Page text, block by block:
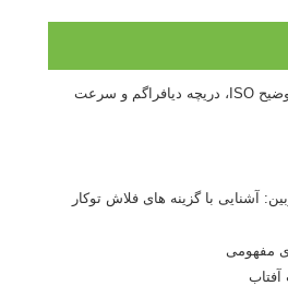
درک نوردهی – همراه با توضیح ISO، دریچه دیافراگم و سرعت
آشنایی با گزینه های فلاش توکار
مفهومی